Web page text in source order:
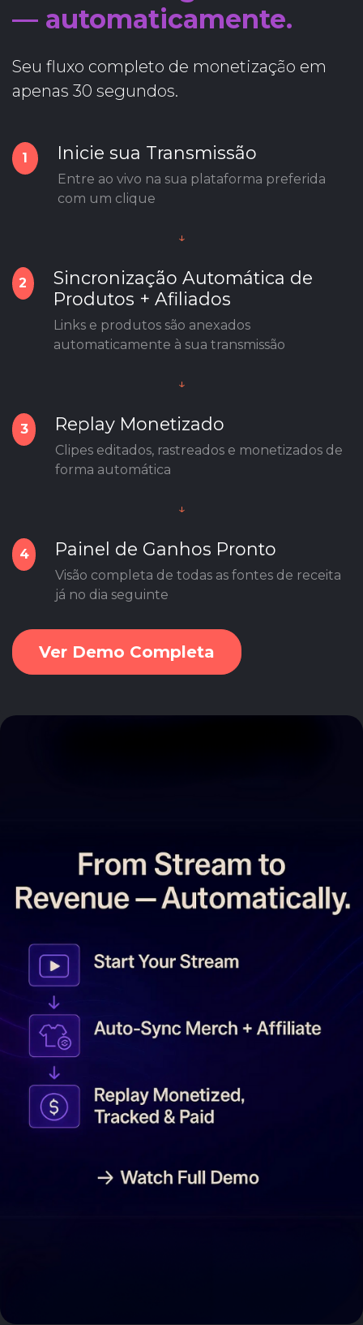
— automaticamente.
Seu fluxo completo de monetização em
apenas 30 segundos.
1 Inicie sua Transmissão
Entre ao vivo na sua plataforma preferida
com um clique
↓
2
Sincronização Automática de
Produtos + Afiliados
Links e produtos são anexados
automaticamente à sua transmissão
↓
3 Replay Monetizado
Clipes editados, rastreados e monetizados de
forma automática
↓
4 Painel de Ganhos Pronto
Visão completa de todas as fontes de receita
já no dia seguinte
Ver Demo Completa